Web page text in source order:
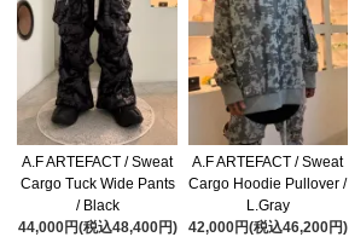
A.F ARTEFACT / Sweat
Cargo Tuck Wide Pants
/ Black
44,000円(税込48,400円)
A.F ARTEFACT / Sweat
Cargo Hoodie Pullover /
L.Gray
42,000円(税込46,200円)